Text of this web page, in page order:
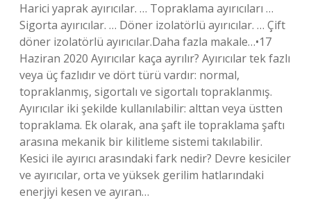
Harici yaprak ayırıcılar. … Topraklama ayırıcıları …
Sigorta ayırıcılar. … Döner izolatörlü ayırıcılar. … Çift
döner izolatörlü ayırıcılar.Daha fazla makale…•17
Haziran 2020 Ayırıcılar kaça ayrılır? Ayırıcılar tek fazlı
veya üç fazlıdır ve dört türü vardır: normal,
topraklanmış, sigortalı ve sigortalı topraklanmış.
Ayırıcılar iki şekilde kullanılabilir: alttan veya üstten
topraklama. Ek olarak, ana şaft ile topraklama şaftı
arasına mekanik bir kilitleme sistemi takılabilir.
Kesici ile ayırıcı arasındaki fark nedir? Devre kesiciler
ve ayırıcılar, orta ve yüksek gerilim hatlarındaki
enerjiyi kesen ve ayıran…